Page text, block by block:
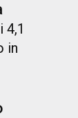
4,1
in